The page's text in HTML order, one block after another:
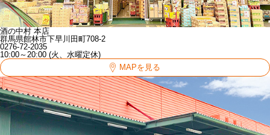
酒の中村 本店
群馬県館林市下早川田町708-2
0276-72-2035
10:00～20:00 (火、水曜定休)
MAPを見る